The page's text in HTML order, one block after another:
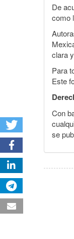
De
como
clara
Para
Este
Con
se